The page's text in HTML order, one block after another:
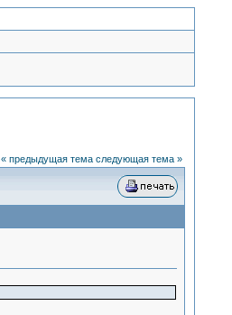
« предыдущая тема следующая тема »